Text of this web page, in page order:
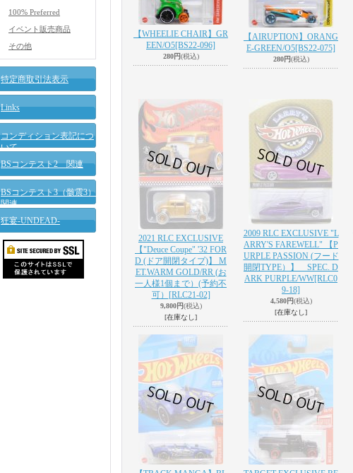
100% Preferred
イベント販売商品
その他
特定商取引法表示
Links
コンディション表記につ
いて
BSコンテスト2 関連
BSコンテスト3（骸震3）
関連
狂宴-UNDEAD-
【WHEELIE CHAIR】GR
EEN/O5[BS22-096]
280円(税込)
【AIRUPTION】ORANG
E-GREEN/O5[BS22-075]
280円(税込)
2021 RLC EXCLUSIVE
【"Deuce Coupe" '32 FOR
D (ドア開閉タイプ)】 M
ET.WARM GOLD/RR (お
一人様1個まで）(予約不
可） [RLC21-02]
9,800円(税込)
[在庫なし]
2009 RLC EXCLUSIVE "L
ARRY'S FAREWELL" 【P
URPLE PASSION (フード
開閉TYPE）】 SPEC. D
ARK PURPLE/WW[RLC0
9-18]
4,580円(税込)
[在庫なし]